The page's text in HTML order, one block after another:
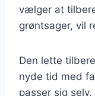
vælger at
grøntsager, vil
Den lette
nyde tid med
passer sig